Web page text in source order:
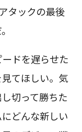
タックの最後
ードを遅らせた
てほしい。気
切って勝ちた
どんな新しい